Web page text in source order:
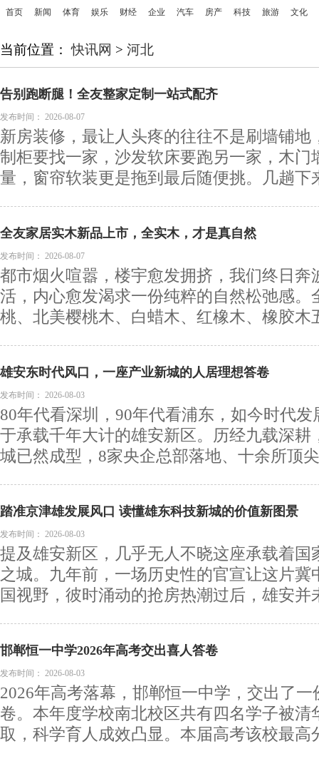
首页 新闻 体育 娱乐 财经 企业 汽车 房产 科技 旅游 文化
当前位置：快讯网 > 河北
告别跑断腿！全友整家定制一站式配齐
发布时间： 2026-08-07
新房装修，最让人头疼的往往不是刷墙铺地
制柜要找一家，沙发软床要跑另一家，木门
量，窗帘软装更是拖到最后随便挑。几趟下
全友家居实木新品上市，全实木，才是真自然
发布时间： 2026-08-07
都市烟火喧嚣，楼宇愈发拥挤，我们终日奔
活，内心愈发渴求一份纯粹的自然松弛感。
桃、北美樱桃木、白蜡木、红橡木、橡胶木
雄安东时代风口，一座产业新城的人居理想答卷
发布时间： 2026-08-03
80年代看深圳，90年代看浦东，如今时代
于承载千年大计的雄安新区。历经九载深耕
城已然成型，8家央企总部落地、十余所顶
踏准京津雄发展风口 读懂雄东科技新城的价值新图景
发布时间： 2026-08-03
提及雄安新区，几乎无人不晓这座承载着国
之城。九年前，一场历史性的官宣让这片冀
国视野，彼时涌动的抢房热潮过后，雄安并
邯郸恒一中学2026年高考交出喜人答卷
发布时间： 2026-08-03
2026年高考落幕，邯郸恒一中学，交出了
卷。本年度学校南北校区共有四名学子被清
取，科学育人成效凸显。本届高考该校最高